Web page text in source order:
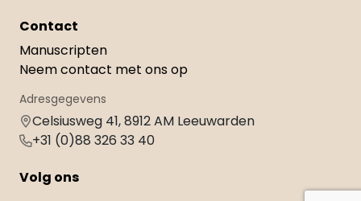
Contact
Manuscripten
Neem contact met ons op
Adresgegevens
Celsiusweg 41, 8912 AM Leeuwarden
+31 (0)88 326 33 40
Volg ons